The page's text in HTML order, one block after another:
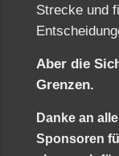
Strecke und
Aber die
Grenzen.
Danke an
Sponsoren